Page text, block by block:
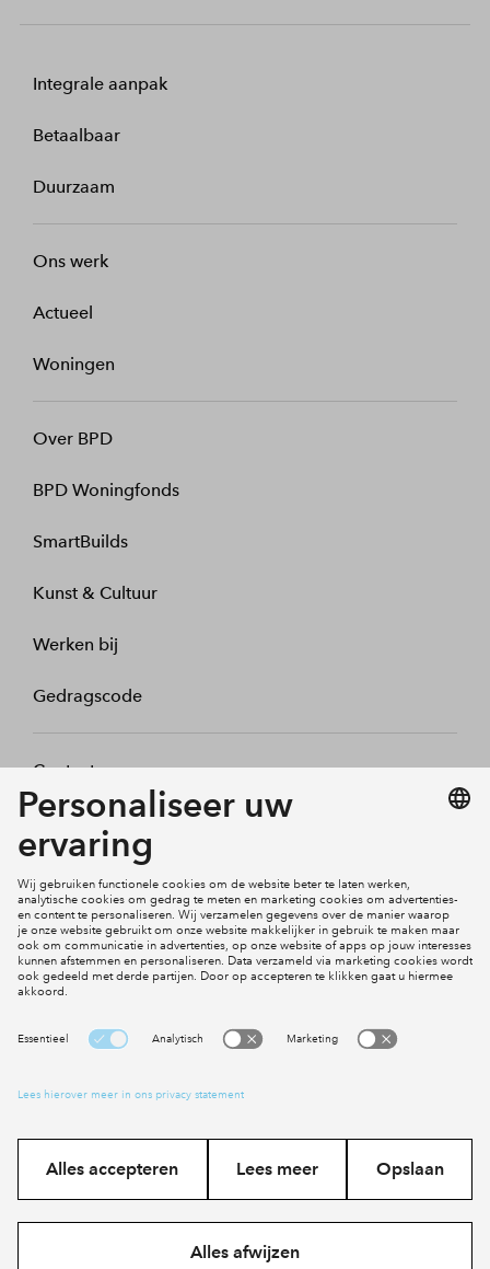
Integrale aanpak
Betaalbaar
Duurzaam
Ons werk
Actueel
Woningen
Over BPD
BPD Woningfonds
SmartBuilds
Kunst & Cultuur
Werken bij
Gedragscode
Contact
Mijn profiel
Social Media
Cookies
Privacy statement